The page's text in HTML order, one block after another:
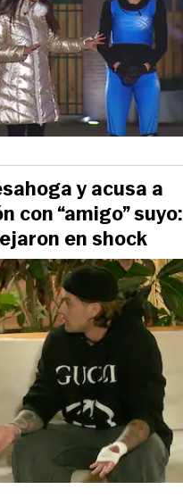
y acusa a
con “amigo” suyo:
en shock